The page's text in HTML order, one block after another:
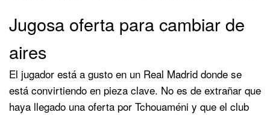
Jugosa oferta para cambiar de
aires
El jugador está a gusto en un Real Madrid donde se
está convirtiendo en pieza clave. No es de extrañar que
haya llegado una oferta por Tchouaméni y que el club